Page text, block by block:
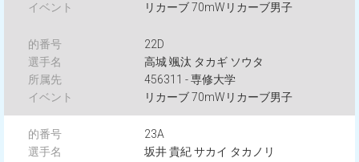
リカーブ 70mWリカーブ男子
22D
高城 颯汰 タカギ ソウタ
456311 - 専修大学
リカーブ 70mWリカーブ男子
23A
坂井 貴紀 サカイ タカノリ